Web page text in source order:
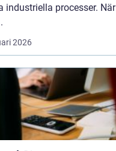
industriella processer. När
2026